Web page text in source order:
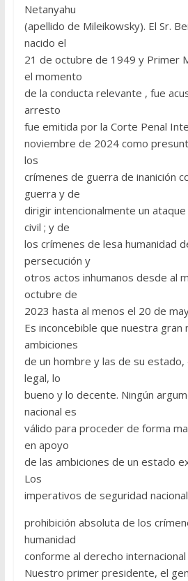
Netanyahu
(apellido de Mileikowsky). El Sr.
nacido el
21 de octubre de 1949 y Primer
el momento
de la conducta relevante , fue
arresto
fue emitida por la Corte Penal
noviembre de 2024 como
los
crímenes de guerra de inanición
guerra y de
dirigir intencionalmente un
civil ; y de
los crímenes de lesa humanidad
persecución y
otros actos inhumanos desde al
octubre de
2023 hasta al menos el 20 de
Es inconcebible que nuestra gran
ambiciones
de un hombre y las de su estado,
legal, lo
bueno y lo decente. Ningún
nacional es
válido para proceder de forma
en apoyo
de las ambiciones de un estado
Los
imperativos de seguridad
prohibición absoluta de los
humanidad
conforme al derecho
Nuestro primer presidente, el